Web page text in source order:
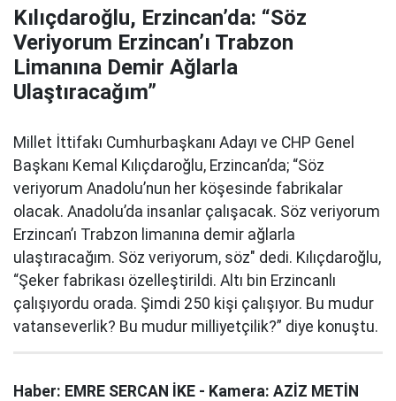
Kılıçdaroğlu, Erzincan’da: “Söz
Veriyorum Erzincan’ı Trabzon
Limanına Demir Ağlarla
Ulaştıracağım”
Millet İttifakı Cumhurbaşkanı Adayı ve CHP Genel
Başkanı Kemal Kılıçdaroğlu, Erzincan’da; “Söz
veriyorum Anadolu’nun her köşesinde fabrikalar
olacak. Anadolu’da insanlar çalışacak. Söz veriyorum
Erzincan’ı Trabzon limanına demir ağlarla
ulaştıracağım. Söz veriyorum, söz" dedi. Kılıçdaroğlu,
“Şeker fabrikası özelleştirildi. Altı bin Erzincanlı
çalışıyordu orada. Şimdi 250 kişi çalışıyor. Bu mudur
vatanseverlik? Bu mudur milliyetçilik?” diye konuştu.
Haber: EMRE SERCAN İKE - Kamera: AZİZ METİN